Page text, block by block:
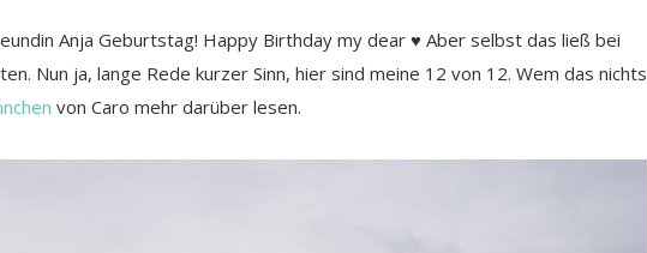
Anja Geburtstag! Happy Birthday my dear ♥ Aber selbst das ließ bei
Nun ja, lange Rede kurzer Sinn, hier sind meine 12 von 12. Wem das nichts
von Caro mehr darüber lesen.